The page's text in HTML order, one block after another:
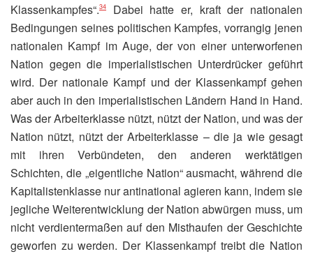
Klassenkampfes“.34
Dabei hatte er, kraft der nationalen
Bedingungen seines politischen Kampfes, vorrangig jenen
nationalen Kampf im Auge, der von einer unterworfenen
Nation gegen die imperialistischen Unterdrücker geführt
wird. Der nationale Kampf und der Klassenkampf gehen
aber auch in den imperialistischen Ländern Hand in Hand.
Was der Arbeiterklasse nützt, nützt der Nation, und was der
Nation nützt, nützt der Arbeiterklasse – die ja wie gesagt
mit ihren Verbündeten, den anderen werktätigen
Schichten, die „eigentliche Nation“ ausmacht, während die
Kapitalistenklasse nur antinational agieren kann, indem sie
jegliche Weiterentwicklung der Nation abwürgen muss, um
nicht verdientermaßen auf den Misthaufen der Geschichte
geworfen zu werden. Der Klassenkampf treibt die Nation